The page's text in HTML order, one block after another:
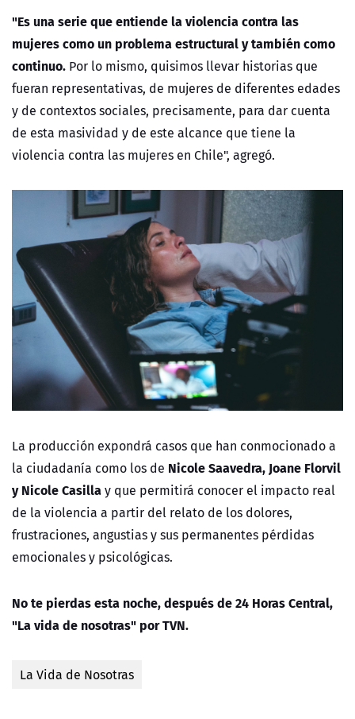
"Es una serie que entiende la violencia contra las
mujeres como un problema estructural y también como
continuo. Por lo mismo, quisimos llevar historias que
fueran representativas, de mujeres de diferentes edades
y de contextos sociales, precisamente, para dar cuenta
de esta masividad y de este alcance que tiene la
violencia contra las mujeres en Chile", agregó.
La producción expondrá casos que han conmocionado a
la ciudadanía como los de Nicole Saavedra, Joane Florvil
y Nicole Casillay que permitirá conocer el impacto real
de la violencia a partir del relato de los dolores,
frustraciones, angustias y sus permanentes pérdidas
emocionales y psicológicas.
No te pierdas esta noche, después de 24 Horas Central,
"La vida de nosotras" por TVN.
La Vida de Nosotras